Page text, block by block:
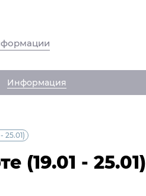
Информация
25.01)
(19.01 - 25.01)